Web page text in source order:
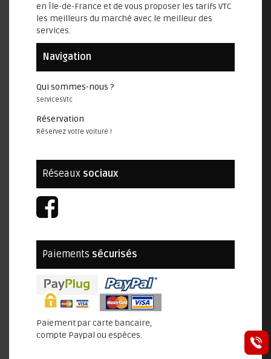
en Île-de-France et de vous proposer les tarifs VTC
les meilleurs du marché avec le meilleur des
services.
Navigation
Qui sommes-nous ?
ServicesVtc
Réservation
Réservez votre voiture !
Réseaux sociaux
Paiements sécurisés
Paiement par carte bancaire,
compte Paypal ou espèces.